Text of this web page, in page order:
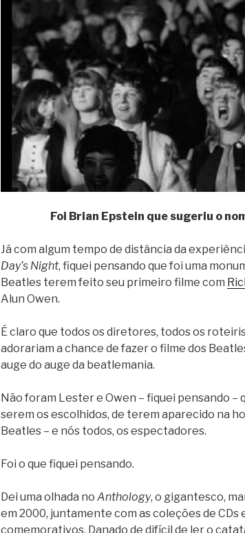
Foi Brian Epstein que sugeriu o
Já com algum tempo de distância da
Day’s Night, fiquei pensando que foi uma
Beatles terem feito seu primeiro filme com
Alun Owen.
É claro que todos os diretores, todos os
adorariam a chance de fazer o filme dos
auge do auge da beatlemania.
Não foram Lester e Owen – fiquei pensando –
serem os escolhidos, de terem aparecido na
Beatles – e nós todos, os espectadores.
Foi o que fiquei pensando.
Dei uma olhada no Anthology, o gigantesco,
em 2000, juntamente com as coleções de CDs
comemorativos. Danado de difícil de ler o